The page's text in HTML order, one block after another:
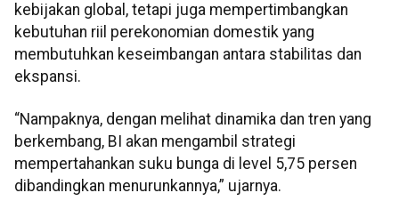
kebijakan global, tetapi juga mempertimbangkan
kebutuhan riil perekonomian domestik yang
membutuhkan keseimbangan antara stabilitas dan
ekspansi.
“Nampaknya, dengan melihat dinamika dan tren yang
berkembang, BI akan mengambil strategi
mempertahankan suku bunga di level 5,75 persen
dibandingkan menurunkannya,” ujarnya.